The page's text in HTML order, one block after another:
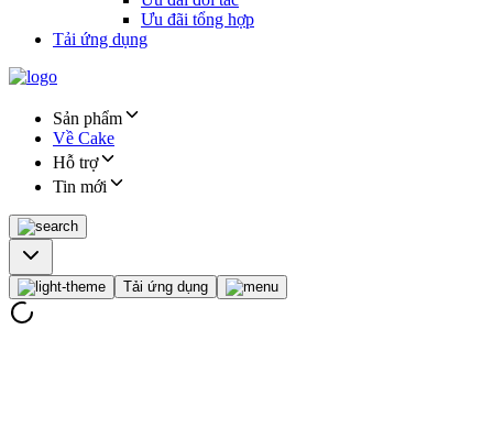
Ưu đãi tổng hợp
Tải ứng dụng
Sản phẩm
Về Cake
Hỗ trợ
Tin mới
Tải ứng dụng